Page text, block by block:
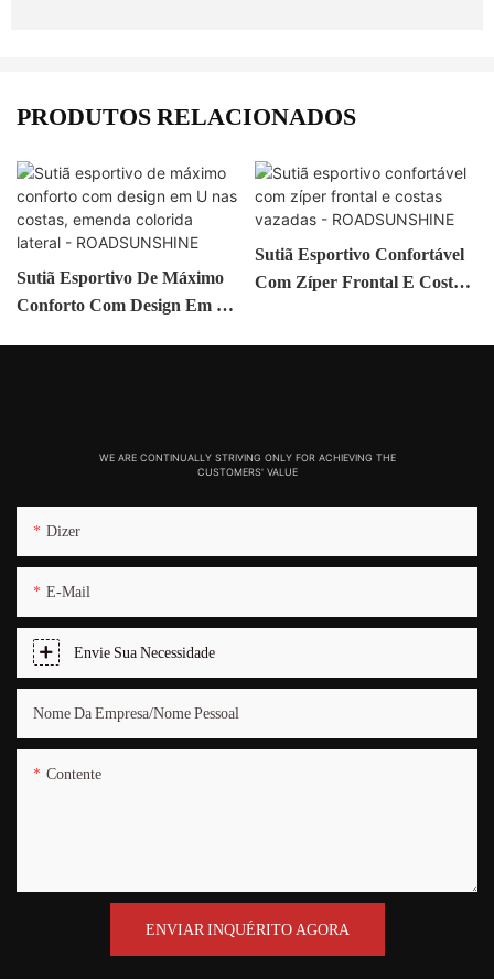
PRODUTOS RELACIONADOS
Sutiã Esportivo De Máximo
Conforto Com Design Em U
Sutiã Esportivo Confortável
Com Zíper Frontal E Costas
WE ARE CONTINUALLY STRIVING ONLY FOR ACHIEVING THE
CUSTOMERS' VALUE
Dizer
E-Mail
Envie Sua Necessidade
Nome Da Empresa/nome Pessoal
Contente
ENVIAR INQUÉRITO AGORA